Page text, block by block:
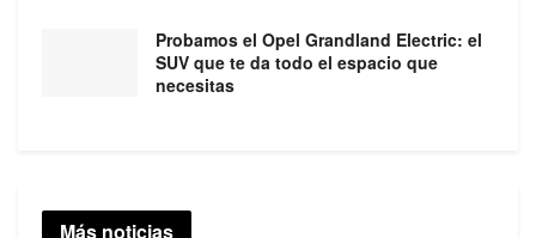
Probamos el Opel Grandland Electric: el
SUV que te da todo el espacio que
necesitas
Más noticias